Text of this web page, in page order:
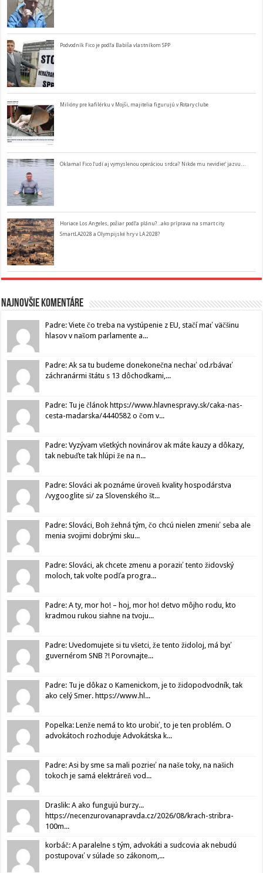
Podvodník Fico je podľa Babiša vlastníkom SPP
Milióny pre kafilérku v Mojši, majitelia figurujú v Rotary clube
Oklamal Fico ľudí aj vymyslenou operáciou srdca? Nikde mu nevidieť jazvu…
Horiace Los Angeles, požiar podľa plánu? ..ako príprava na smart city
SmartLA2028 a Olympijské hry v LA 2028?
Najnovšie komentáre
Padre: Viete čo treba na vystúpenie z EU, stačí mať väčšinu
hlasov v našom parlamente a...
Padre: Ak sa tu budeme donekonečna nechať od.rbávať
záchranármi štátu s 13 dôchodkami,...
Padre: Tu je článok https://www.hlavnespravy.sk/caka-nas-
cesta-madarska/4440582 o čom v...
Padre: Vyzývam všetkých novinárov ak máte kauzy a dôkazy,
tak nebuďte tak hlúpi že na n...
Padre: Slováci ak poznáme úroveň kvality hospodárstva
/vygooglite si/ za Slovenského št...
Padre: Slováci, Boh žehná tým, čo chcú nielen zmeniť seba ale
menia svojimi dobrými sku...
Padre: Slováci, ak chcete zmenu a poraziť tento židovský
moloch, tak volte podľa progra...
Padre: A ty, mor ho! – hoj, mor ho! detvo môjho rodu, kto
kradmou rukou siahne na tvoju...
Padre: Uvedomujete si tu všetci, že tento židoloj, má byť
guvernérom SNB ?! Porovnajte...
Padre: Tu je dôkaz o Kamenickom, je to židopodvodník, tak
ako celý Smer. https://www.hl...
Popelka: Lenže nemá to kto urobiť, to je ten problém. O
advokátoch rozhoduje Advokátska k...
Padre: Asi by sme sa mali pozrieť na naše toky, na našich
tokoch je samá elektráreň vod...
Draslik: A ako fungujú burzy...
https://necenzurovanapravda.cz/2026/08/krach-stribra-
100m...
korbáč: A paralelne s tým, advokáti a sudcovia ak nebudú
postupovať v súlade so zákonom,...